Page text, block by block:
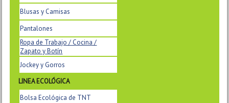
Blusas y Camisas
Pantalones
Ropa de Trabajo / Cocina /
Zapato y Botín
Jockey y Gorros
LINEAECOLÓGICA
Bolsa Ecológica de TNT